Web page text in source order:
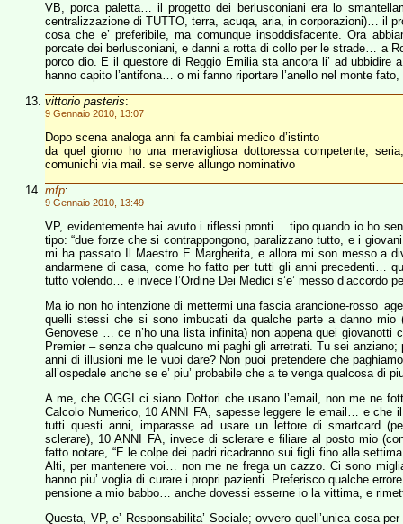
VB, porca paletta… il progetto dei berlusconiani era lo
centralizzazione di TUTTO, terra, acuqa, aria, in corporazioni)… il
cosa che e’ preferibile, ma comunque insoddisfacente. Ora
porcate dei berlusconiani, e danni a rotta di collo per le strade… a
porco dio. E il questore di Reggio Emilia sta ancora li’ ad
hanno capito l’antifona… o mi fanno riportare l’anello nel monte
vittorio pasteris:
9 Gennaio 2010, 13:07
Dopo scena analoga anni fa cambiai medico d’istinto
da quel giorno ho una meravigliosa dottoressa competente,
comunichi via mail. se serve allungo nominativo
mfp:
9 Gennaio 2010, 13:49
VP, evidentemente hai avuto i riflessi pronti… tipo quando io ho
tipo: “due forze che si contrappongono, paralizzano tutto, e i
mi ha passato Il Maestro E Margherita, e allora mi son messo a
andarmene di casa, come ho fatto per tutti gli anni precedenti…
tutto volendo… e invece l’Ordine Dei Medici s’e’ messo d’accordo
Ma io non ho intenzione di mettermi una fascia arancione-
quelli stessi che si sono imbucati da qualche parte a danno mio
Genovese … ce n’ho una lista infinita) non appena quei giovanotti
Premier – senza che qualcuno mi paghi gli arretrati. Tu sei
anni di illusioni me le vuoi dare? Non puoi pretendere che
all’ospedale anche se e’ piu’ probabile che a te venga qualcosa di
A me, che OGGI ci siano Dottori che usano l’email, non me ne
Calcolo Numerico, 10 ANNI FA, sapesse leggere le email… e che
tutti questi anni, imparasse ad usare un lettore di smartcard
sclerare), 10 ANNI FA, invece di sclerare e filiare al posto mio
fatto notare, “E le colpe dei padri ricadranno sui figli fino alla
Alti, per mantenere voi… non me ne frega un cazzo. Ci sono
hanno piu’ voglia di curare i propri pazienti. Preferisco qualche
pensione a mio babbo… anche dovessi esserne io la vittima, e
Questa, VP, e’ Responsabilita’ Sociale; ovvero quell’unica cosa